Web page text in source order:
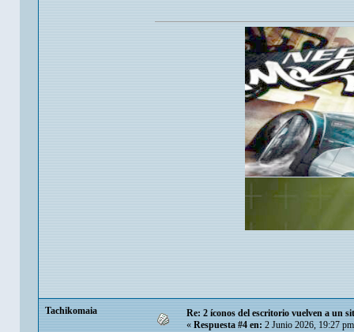
Tachikomaia
Re: 2 íconos del escritorio vuelven a un
«Respuesta #4 en:2 Junio 2026, 19:27